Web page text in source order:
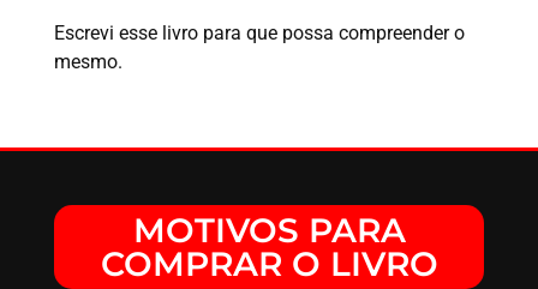
Escrevi esse livro para que possa compreender o
mesmo.
MOTIVOS PARA
COMPRAR O LIVRO